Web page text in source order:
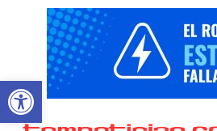
Abrir barra de herramientas